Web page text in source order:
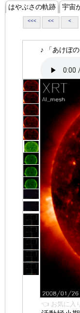
はやぶさの軌跡 宇宙
<<< << <
♪ 「あけぼの
👈 お気に入